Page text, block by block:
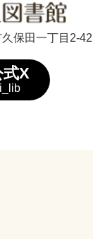
保田一丁目2-42
式X